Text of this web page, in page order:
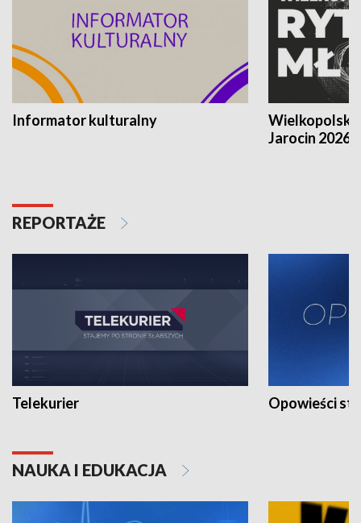
Informator kulturalny
Jarocin 2026
REPORTAŻE
Telekurier Opowieści
NAUKA I EDUKACJA